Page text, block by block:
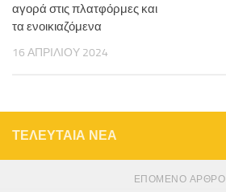
αγορά στις πλατφόρμες και
τα ενοικιαζόμενα
16 ΑΠΡΙΛΊΟΥ 2024
ΤΕΛΕΥΤΑΙΑ ΝΕΑ
ΕΠΌΜΕΝΟ ΆΡΘΡΟ